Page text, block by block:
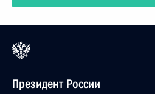
Президент России